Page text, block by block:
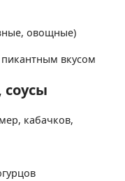
овощные)
вкусом
кабачков,